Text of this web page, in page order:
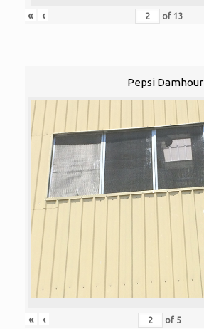
«
‹ of 13
Pepsi Damhour
« ‹ of 5